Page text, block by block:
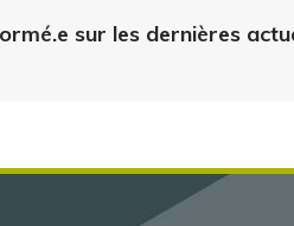
sur les dernières